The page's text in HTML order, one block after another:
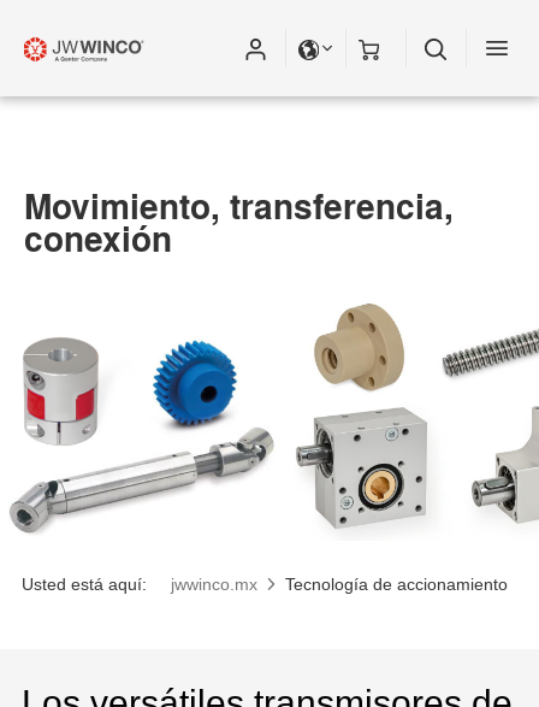
Movimiento, transferencia,
conexión
Usted está aquí: jwwinco.mx Tecnología de accionamiento